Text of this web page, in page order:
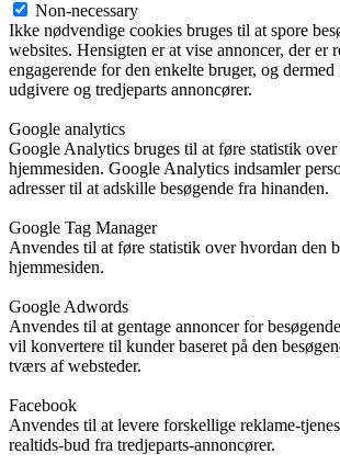
Non-necessary
Ikke nødvendige cookies bruges til at spore
websites. Hensigten er at vise annoncer, der er
engagerende for den enkelte bruger, og
udgivere og tredjeparts annoncører.
Google analytics
Google Analytics bruges til at føre statistik
hjemmesiden. Google Analytics indsamler
adresser til at adskille besøgende fra hinanden.
Google Tag Manager
Anvendes til at føre statistik over hvordan den
hjemmesiden.
Google Adwords
Anvendes til at gentage annoncer for
vil konvertere til kunder baseret på den
tværs af websteder.
Facebook
Anvendes til at levere forskellige reklame-
realtids-bud fra tredjeparts-annoncører.